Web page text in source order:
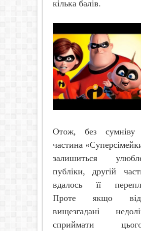
кілька балів.
Отож, без сумніву
частина
залишиться
публіки, другій
вдалось її
Проте якщо
вищезгадані
сприймати